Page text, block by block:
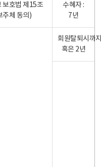
보호법 제15조
주체 동의)
수혜자 :
7년
회원탈퇴시까
혹은 2년